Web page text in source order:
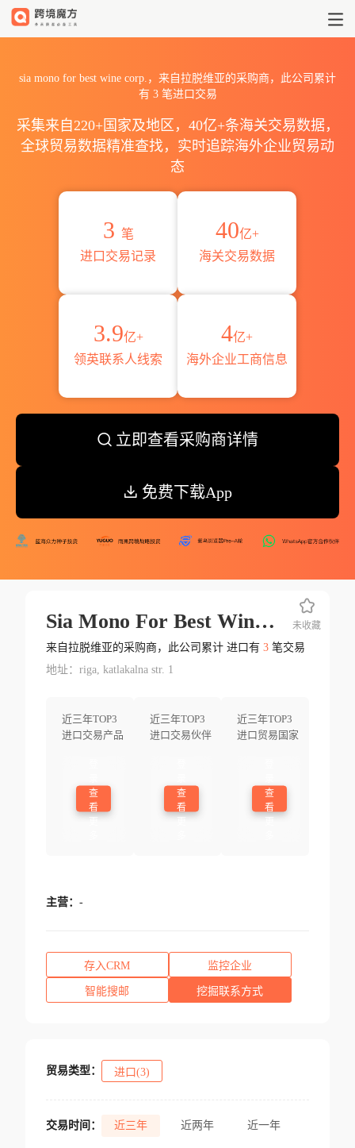
sia mono for best wine corp.，来自拉脱维亚的采购商，此公司累计
有 3笔进口交易
采集来自220+国家及地区，40亿+条海关交易数据，
全球贸易数据精准查找，实时追踪海外企业贸易动
态
3 笔
进口交易记录
40亿+
海关交易数据
3.9亿+
领英联系人线索
4亿+
海外企业工商信息
立即查看采购商详情
免费下载App
Sia Mono For Best Wine Corp.
来自拉脱维亚的采购商，此公司累计 进口有 3笔交易
地址：riga, katlakalna str. 1
近三年TOP3
进口交易产品
查
看
近三年TOP3
进口交易伙伴
查
看
近三年TOP3
进口贸易国家
查
看
未收藏
主营： -
存入CRM 监控企业
智能搜邮 挖掘联系方式
贸易类型： 进口(3)
交易时间： 近三年 近两年 近一年